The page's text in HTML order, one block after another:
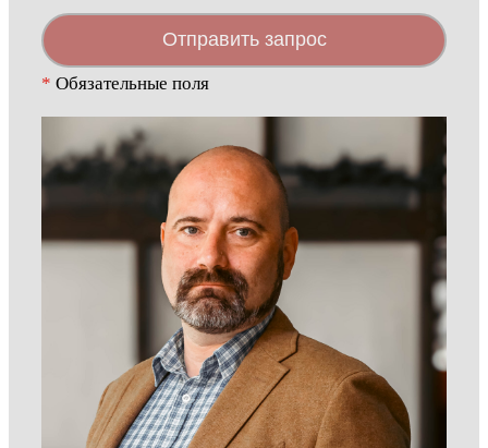
Отправить запрос
* Обязательные поля